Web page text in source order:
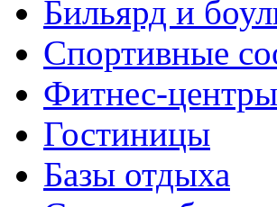
Бильярд и
Спортивные
Фитнес-центры
Гостиницы
Базы отдыха